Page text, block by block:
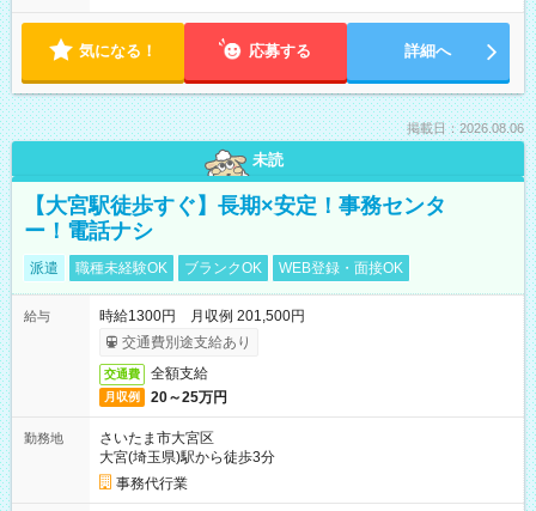
気になる！ 応募する 詳細へ
掲載日：2026.08.06
未読
【大宮駅徒歩すぐ】長期×安定！事務センタ
ー！電話ナシ
派遣 職種未経験OK ブランクOK WEB登録・面接OK
給与
時給1300円 月収例 201,500円
交通費別途支給あり
交通費 全額支給
月収例 20～25万円
勤務地
さいたま市大宮区
大宮(埼玉県)駅から徒歩3分
事務代行業